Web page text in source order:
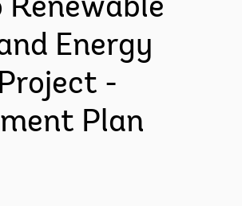
Renewable
Energy
-
Plan